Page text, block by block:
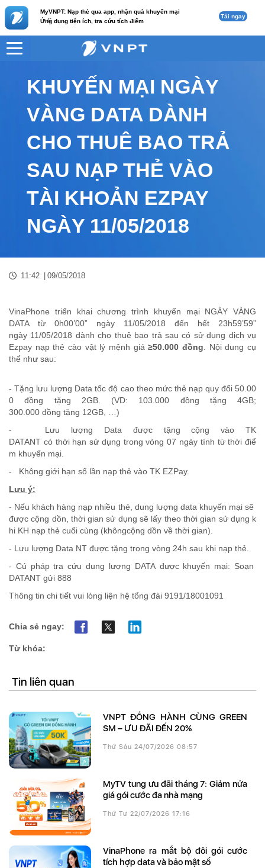
MyVNPT: Nạp thẻ qua app, nhận quà khuyến mại
Ứng dụng tiện ích, tra cứu tích điểm
c Tải ngay
VNPT Nội dung tin
KHUYẾN MẠI NGÀY
VÀNG DATA DÀNH
CHO THUÊ BAO TRẢ
SAU NẠP THẺ VÀO
TÀI KHOẢN EZPAY
NGÀY 11/05/2018
11:42 09/05/2018
VinaPhone triển khai chương trình khuyến mại NGÀY VÀNG
DATA từ 0h00’00” ngày 11/05/2018 đến hết 23h59’59”
ngày 11/05/2018 dành cho thuê bao trả sau có sử dụng dịch vụ
Ezpay nạp thẻ cào vật lý mệnh giá ≥50.000 đồng . Nội dung cụ
thể như sau:
-Tặng lưu lượng Datatốc độ cao theo mức thẻ nạp quy đổi 50.00
0đồng tặng 2GB. (VD: 103.000 đồng tặng 4GB;
300.000 đồng tặng 12GB, …)
-
Lưu lượng Data được tặng cộng vào
TK
DATANT có thời hạn sử dụng trong vòng 07 ngày tính từ thời điể
m khuyến mại
- Không giới hạn số lần nạp thẻ vào TK EZPay.
Lưu ý:
- Nếu khách hàng nạp nhiều thẻ, dung lượng data khuyến mại sẽ
được cộng dồn thời gian sử dụng sẽ lấy theo thời gian sửdụng k
hi KH nạp thẻ cuối cùng (khôngcộng dồn về thời gian).
- Lưu lượng Data NT được tặng trong vòng 24h sau khi nạp thẻ
- Cú pháp tra cứu dung lượng DATA được khuyến mại: Soạn
DATANT gửi 888
Thông tin chi tiết vui lòng liện hệ tổng đài 9191/18001091
Chia sẻ ngay:
Từ khóa:
Tin liên quan
VNPT ĐỒNG HÀNH CÙNG GREEN
SM – ƯU ĐÃI ĐẾN 20%
Thứ Sáu 24/07/2026 08:57
MyTV tung ưu đãi tháng 7: Giảm nửa
giá gói cước đa nhà mạng
Thứ Tư 22/07/2026 17:16
VinaPhone ra mắt bộ đôi gói cước
tích hợp data và bảo mật số